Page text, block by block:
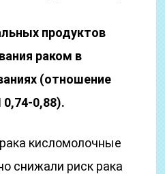
продуктов
раком в
(отношение
0,88).
кисломолочные
снижали риск рака